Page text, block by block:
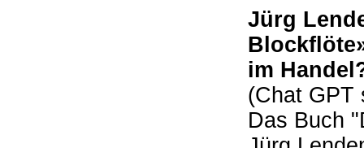
Jürg
im
(Chat GPT
Das Buch